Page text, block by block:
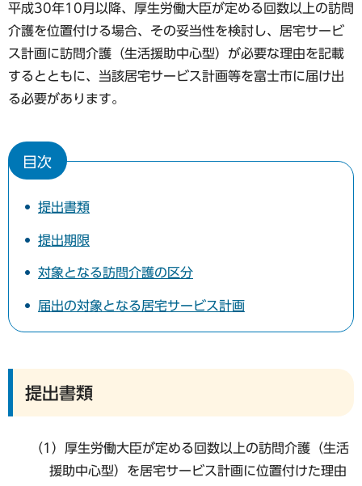
平成30年10月以降、厚生労働大臣が定める回数以上の訪問
介護を位置付ける場合、その妥当性を検討し、居宅サービ
ス計画に訪問介護（生活援助中心型）が必要な理由を記載
するとともに、当該居宅サービス計画等を富士市に届け出
る必要があります。
目次
提出書類
提出期限
対象となる訪問介護の区分
届出の対象となる居宅サービス計画
提出書類
（1）厚生労働大臣が定める回数以上の訪問介護（生活
援助中心型）を居宅サービス計画に位置付けた理由